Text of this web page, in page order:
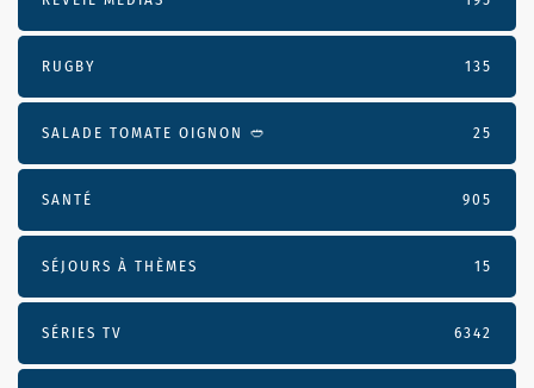
RUGBY 135
SALADE TOMATE OIGNON 🥙 25
SANTÉ 905
SÉJOURS À THÈMES 15
SÉRIES TV 6342